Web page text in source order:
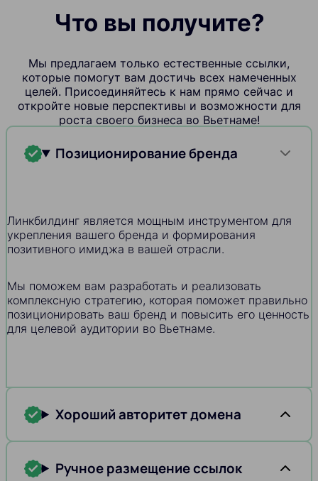
Что вы получите?
Мы предлагаем только естественные ссылки,
которые помогут вам достичь всех намеченных
целей. Присоединяйтесь к нам прямо сейчас и
откройте новые перспективы и возможности для
роста своего бизнеса во Вьетнаме!
Позиционирование бренда
Линкбилдинг является мощным инструментом для
укрепления вашего бренда и формирования
позитивного имиджа в вашей отрасли.
Мы поможем вам разработать и реализовать
комплексную стратегию, которая поможет правильно
позиционировать ваш бренд и повысить его ценность
для целевой аудитории во Вьетнаме.
Хороший авторитет домена
Ручное размещение ссылок